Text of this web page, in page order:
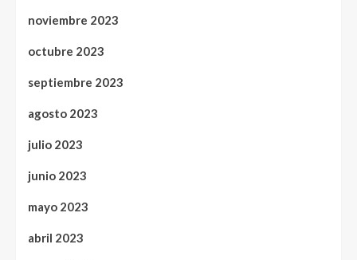
noviembre 2023
octubre 2023
septiembre 2023
agosto 2023
julio 2023
junio 2023
mayo 2023
abril 2023